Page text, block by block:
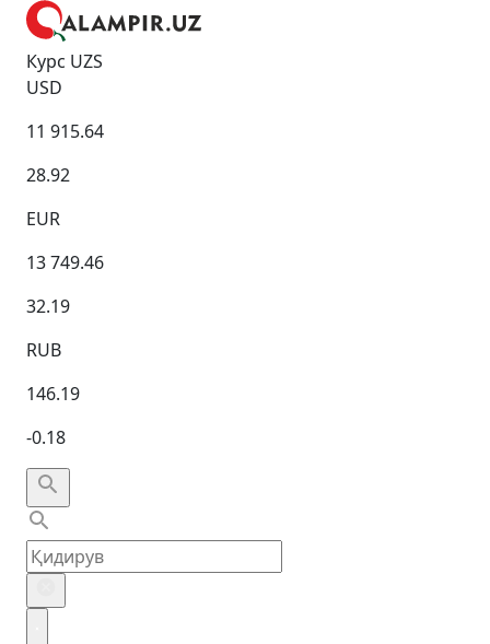
Курс UZS
USD
11 915.64
28.92
EUR
13 749.46
32.19
RUB
146.19
-0.18